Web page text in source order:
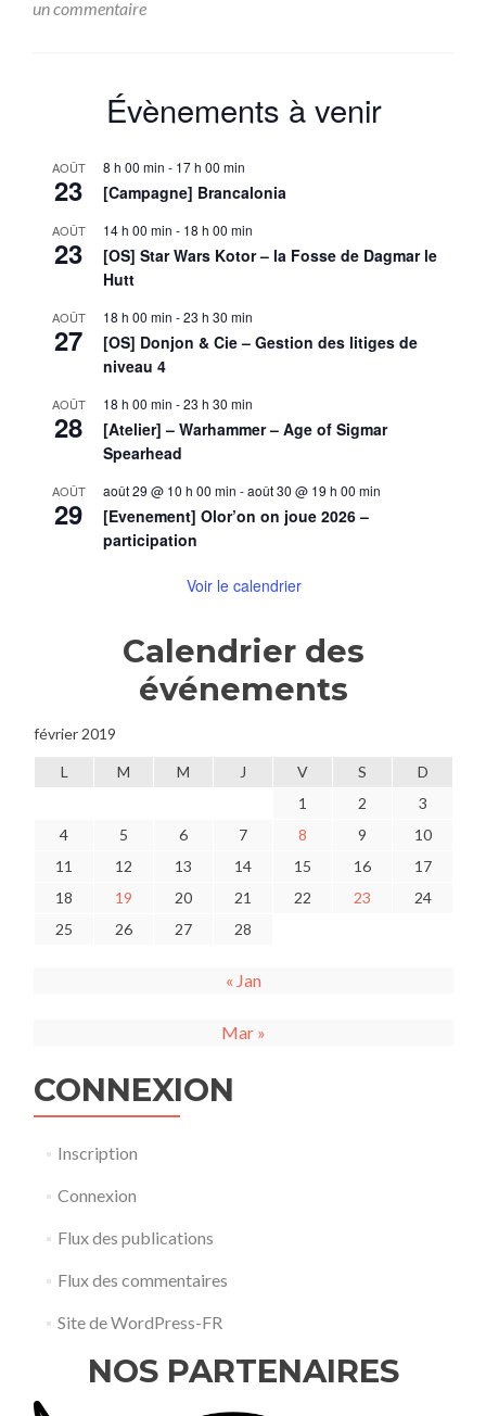
surRéunion
février
un commentaire
Évènements à venir
AOÛT
23
8 h 00 min - 17 h 00 min
[Campagne] Brancalonia
AOÛT
23
14 h 00 min - 18 h 00 min
[OS] Star Wars Kotor – la Fosse de Dagmar le
Hutt
AOÛT
27
18 h 00 min -23 h 30 min
[OS] Donjon & Cie – Gestion des litiges de
niveau 4
AOÛT
28
18 h 00 min -23 h 30 min
[Atelier] – Warhammer – Age of Sigmar
Spearhead
AOÛT
29
août 29 @ 10 h 00 min -août 30 @ 19 h 00 min
[Evenement] Olor’on on joue 2026 –
participation
Voir le calendrier
Calendrier des
événements
février 2019
L M M J V S
D
1
2
3
4
5 6 7 8 9
10
11
12 13 14 15 16
17
18
19 20 21 22 23
24
25
26 27 28
« Jan
Mar »
CONNEXION
Inscription
Connexion
Flux des publications
Flux des commentaires
Site de WordPress-FR
NOS PARTENAIRES